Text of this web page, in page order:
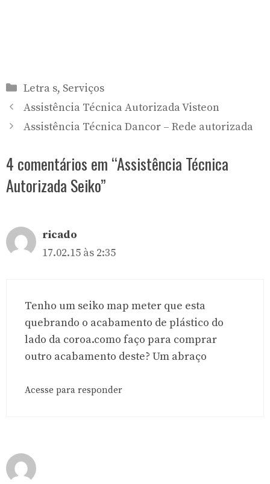
Categorias
Letra s, Serviços
Assistência Técnica Autorizada Visteon
Assistência Técnica Dancor – Rede autorizada
4 comentários em “Assistência Técnica
Autorizada Seiko”
ricado
17.02.15 às 2:35
Tenho um seiko map meter que esta
quebrando o acabamento de plástico do
lado da coroa.como faço para comprar
outro acabamento deste? Um abraço
Acesse para responder